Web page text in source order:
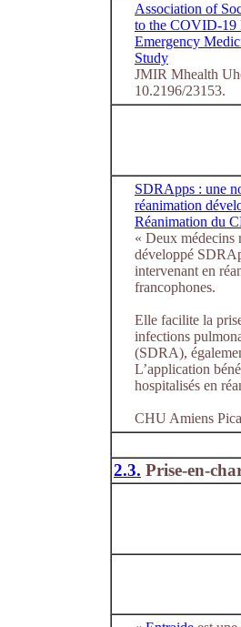
Association of
to the COVID-19
Emergency
Study
JMIR Mhealth
10.2196/23153.
SDRApps : une
réanimation
Réanimation du
« Deux médecins
développé
intervenant en
francophones.
Elle facilite la
infections
(SDRA),
L’application
hospitalisés en
CHU Amiens
2.3. Prise-en-